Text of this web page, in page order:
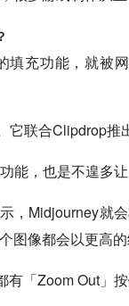
填充功能，就
它联合Clipdrop
能，也是不遑多让
，Midjourney就
像都会以更高的
「Zoom Out」